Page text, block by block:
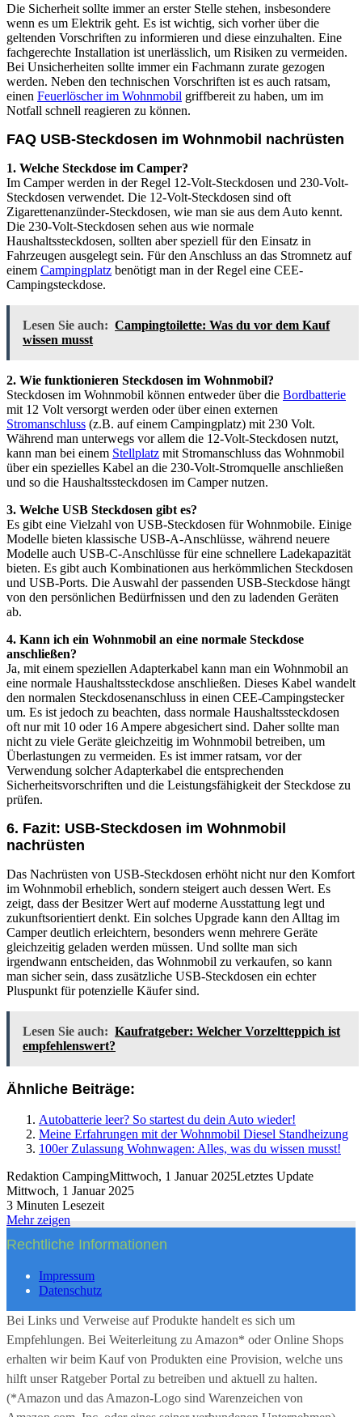
Die Sicherheit sollte immer an erster Stelle stehen, insbesondere
wenn es um Elektrik geht. Es ist wichtig, sich vorher über die
geltenden Vorschriften zu informieren und diese einzuhalten. Eine
fachgerechte Installation ist unerlässlich, um Risiken zu vermeiden.
Bei Unsicherheiten sollte immer ein Fachmann zurate gezogen
werden. Neben den technischen Vorschriften ist es auch ratsam,
einen Feuerlöscher im Wohnmobil griffbereit zu haben, um im
Notfall schnell reagieren zu können.
FAQ USB-Steckdosen im Wohnmobil nachrüsten
1. Welche Steckdose im Camper?
Im Camper werden in der Regel 12-Volt-Steckdosen und 230-Volt-
Steckdosen verwendet. Die 12-Volt-Steckdosen sind oft
Zigarettenanzünder-Steckdosen, wie man sie aus dem Auto kennt.
Die 230-Volt-Steckdosen sehen aus wie normale
Haushaltssteckdosen, sollten aber speziell für den Einsatz in
Fahrzeugen ausgelegt sein. Für den Anschluss an das Stromnetz auf
einem Campingplatz benötigt man in der Regel eine CEE-
Campingsteckdose.
Lesen Sie auch: Campingtoilette: Was du vor dem Kauf
wissen musst
2. Wie funktionieren Steckdosen im Wohnmobil?
Steckdosen im Wohnmobil können entweder über die Bordbatterie
mit 12 Volt versorgt werden oder über einen externen
Stromanschluss (z.B. auf einem Campingplatz) mit 230 Volt.
Während man unterwegs vor allem die 12-Volt-Steckdosen nutzt,
kann man bei einem Stellplatz mit Stromanschluss das Wohnmobil
über ein spezielles Kabel an die 230-Volt-Stromquelle anschließen
und so die Haushaltssteckdosen im Camper nutzen.
3. Welche USB Steckdosen gibt es?
Es gibt eine Vielzahl von USB-Steckdosen für Wohnmobile. Einige
Modelle bieten klassische USB-A-Anschlüsse, während neuere
Modelle auch USB-C-Anschlüsse für eine schnellere Ladekapazität
bieten. Es gibt auch Kombinationen aus herkömmlichen Steckdosen
und USB-Ports. Die Auswahl der passenden USB-Steckdose hängt
von den persönlichen Bedürfnissen und den zu ladenden Geräten
ab.
4. Kann ich ein Wohnmobil an eine normale Steckdose
anschließen?
Ja, mit einem speziellen Adapterkabel kann man ein Wohnmobil an
eine normale Haushaltssteckdose anschließen. Dieses Kabel wandelt
den normalen Steckdosenanschluss in einen CEE-Campingstecker
um. Es ist jedoch zu beachten, dass normale Haushaltssteckdosen
oft nur mit 10 oder 16 Ampere abgesichert sind. Daher sollte man
nicht zu viele Geräte gleichzeitig im Wohnmobil betreiben, um
Überlastungen zu vermeiden. Es ist immer ratsam, vor der
Verwendung solcher Adapterkabel die entsprechenden
Sicherheitsvorschriften und die Leistungsfähigkeit der Steckdose zu
prüfen.
6. Fazit: USB-Steckdosen im Wohnmobil
nachrüsten
Das Nachrüsten von USB-Steckdosen erhöht nicht nur den Komfort
im Wohnmobil erheblich, sondern steigert auch dessen Wert. Es
zeigt, dass der Besitzer Wert auf moderne Ausstattung legt und
zukunftsorientiert denkt. Ein solches Upgrade kann den Alltag im
Camper deutlich erleichtern, besonders wenn mehrere Geräte
gleichzeitig geladen werden müssen. Und sollte man sich
irgendwann entscheiden, das Wohnmobil zu verkaufen, so kann
man sicher sein, dass zusätzliche USB-Steckdosen ein echter
Pluspunkt für potenzielle Käufer sind.
Lesen Sie auch: Kaufratgeber: Welcher Vorzeltteppich ist
empfehlenswert?
Ähnliche Beiträge:
Autobatterie leer? So startest du dein Auto wieder!
Meine Erfahrungen mit der Wohnmobil Diesel Standheizung
100er Zulassung Wohnwagen: Alles, was du wissen musst!
Redaktion CampingMittwoch, 1 Januar 2025Letztes Update
Mittwoch, 1 Januar 2025
3 Minuten Lesezeit
Mehr zeigen
Rechtliche Informationen
Impressum
Datenschutz
Bei Links und Verweise auf Produkte handelt es sich um
Empfehlungen. Bei Weiterleitung zu Amazon* oder Online Shops
erhalten wir beim Kauf von Produkten eine Provision, welche uns
hilft unser Ratgeber Portal zu betreiben und aktuell zu halten.
(*Amazon und das Amazon-Logo sind Warenzeichen von